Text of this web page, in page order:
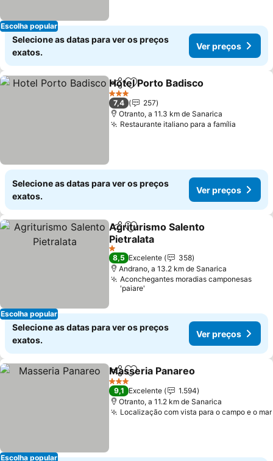
Escolha popular
Selecione as datas para ver os preços
exatos.
Ver preços
PartilharAdicionar aos favoritos
Hotel Porto Badisco
3 Estrelas
7,4
257
Otranto, a 11.3 km de Sanarica
Restaurante italiano para a família
Selecione as datas para ver os preços
exatos.
Ver preços
Escolha popular
PartilharAdicionar aos favoritos
Agriturismo Salento
Pietralata
Ver preços
1 Estrelas
8,5 Excelente
358
Andrano, a 13.2 km de Sanarica
Aconchegantes moradias camponesas
'paiare'
Selecione as datas para ver os preços
exatos.
Ver preços
Escolha popular
PartilharAdicionar aos favoritos
Masseria Panareo
3 Estrelas
9,1 Excelente
1.594
Otranto, a 11.2 km de Sanarica
Localização com vista para o campo e o mar